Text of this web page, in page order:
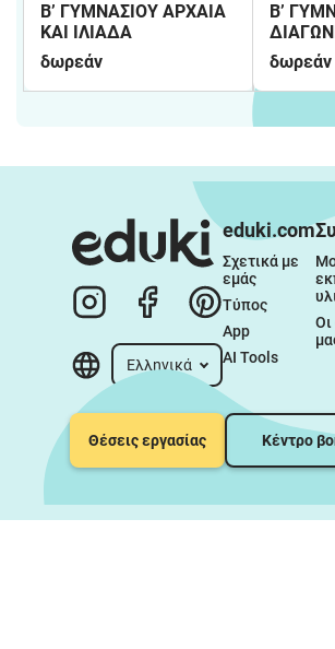
Β’ ΓΥΜΝΑΣΙΟΥ ΑΡΧΑΙΑ
ΚΑΙ ΙΛΙΑΔΑ
δωρεάν
Β’
δωρεάν
Ελληνικά
eduki.com
Σχετικά με
εμάς
Τύπος
App
AI Tools
Οι
Θέσεις εργασίας Κέντρο